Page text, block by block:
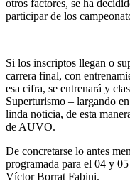
FECHA
otros factores, se ha
participar de los
Si los inscriptos llegan o
carrera final, con
esa cifra, se entrenará y
Superturismo – largando
linda noticia, de esta
de AUVO.
De concretarse lo antes
programada para el 04 y
Víctor Borrat Fabini.